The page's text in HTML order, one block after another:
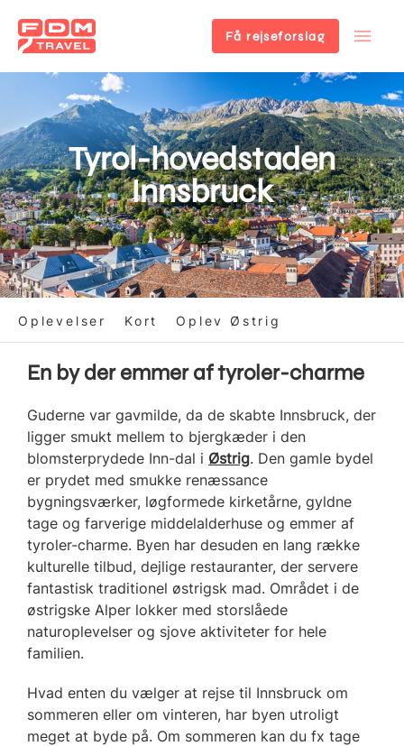
hovedindhold
Få rejseforslag
Tyrol-hovedstaden
Innsbruck
Oplevelser Kort Oplev Østrig
En by der emmer af tyroler-charme
Guderne var gavmilde, da de skabte Innsbruck, der
ligger smukt mellem to bjergkæder i den
blomsterprydede Inn-dal i Østrig. Den gamle bydel
er prydet med smukke renæssance
bygningsværker, løgformede kirketårne, gyldne
tage og farverige middelalderhuse og emmer af
tyroler-charme. Byen har desuden en lang række
kulturelle tilbud, dejlige restauranter, der servere
fantastisk traditionel østrigsk mad. Området i de
østrigske Alper lokker med storslåede
naturoplevelser og sjove aktiviteter for hele
familien.
Hvad enten du vælger at rejse til Innsbruck om
sommeren eller om vinteren, har byen utroligt
meget at byde på. Om sommeren kan du fx tage